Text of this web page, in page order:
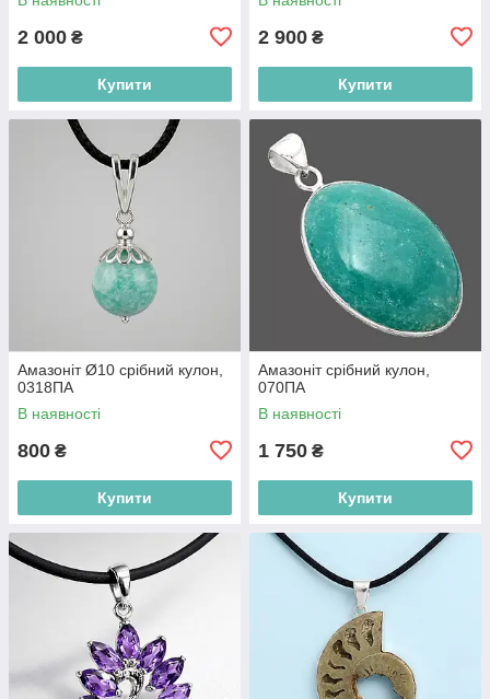
2 000 ₴
Купити
2 900 ₴
Купити
Амазоніт Ø10 срібний кулон,
0318ПА
В наявності
800 ₴
Купити
Амазоніт срібний кулон,
070ПА
В наявності
1 750 ₴
Купити